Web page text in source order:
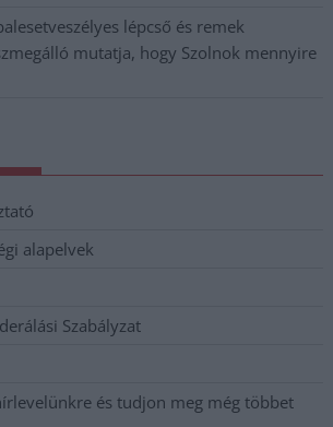
lépcső és remek
mutatja, hogy Szolnok mennyire
alapelvek
Szabályzat
és tudjon meg még többet